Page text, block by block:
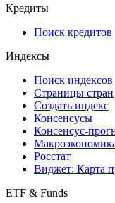
API and Data Feed
API каталог
Кредиты
Поиск кредитов
Индексы
Поиск индексов
Страницы стран
Создать индекс
Консенсусы
Макроэкономика